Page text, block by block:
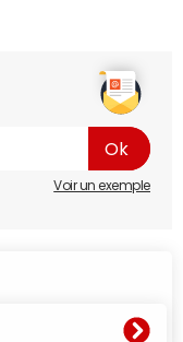
Voir un exemple